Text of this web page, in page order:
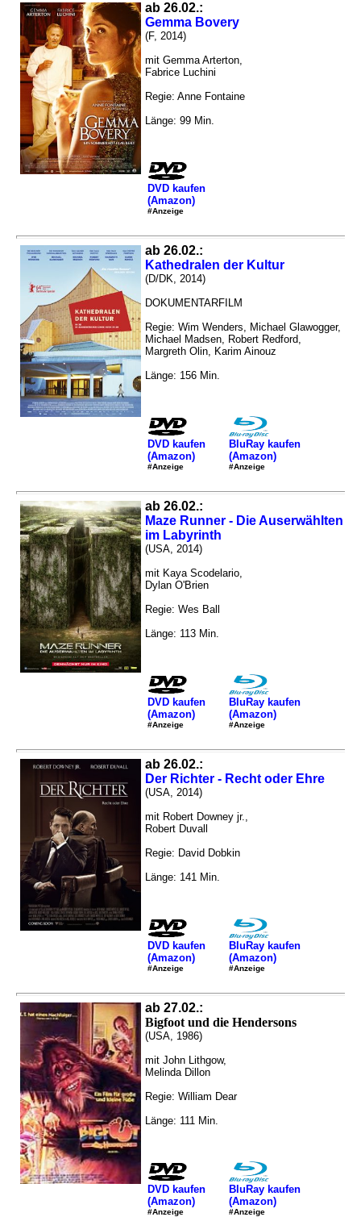
ab 26.02.:
Gemma Bovery
(F, 2014)
mit Gemma Arterton,
Fabrice Luchini
Regie: Anne Fontaine
Länge: 99 Min.
DVD kaufen
(Amazon)
#Anzeige
ab 26.02.:
Kathedralen der Kultur
(D/DK, 2014)
DOKUMENTARFILM
Regie: Wim Wenders, Michael Glawogger,
Michael Madsen, Robert Redford,
Margreth Olin, Karim Ainouz
Länge: 156 Min.
DVD kaufen
(Amazon)
#Anzeige
BluRay kaufen
(Amazon)
#Anzeige
ab 26.02.:
Maze Runner - Die Auserwählten
im Labyrinth
(USA, 2014)
mit Kaya Scodelario,
Dylan O'Brien
Regie: Wes Ball
Länge: 113 Min.
DVD kaufen
(Amazon)
#Anzeige
BluRay kaufen
(Amazon)
#Anzeige
ab 26.02.:
Der Richter - Recht oder Ehre
(USA, 2014)
mit Robert Downey jr.,
Robert Duvall
Regie: David Dobkin
Länge: 141 Min.
DVD kaufen
(Amazon)
#Anzeige
BluRay kaufen
(Amazon)
#Anzeige
ab 27.02.:
Bigfoot und die Hendersons
(USA, 1986)
mit John Lithgow,
Melinda Dillon
Regie: William Dear
Länge: 111 Min.
DVD kaufen
(Amazon)
#Anzeige
BluRay kaufen
(Amazon)
#Anzeige